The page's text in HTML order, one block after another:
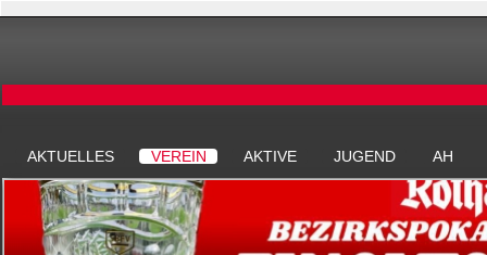
AKTUELLES VEREIN AKTIVE JUGEND AH